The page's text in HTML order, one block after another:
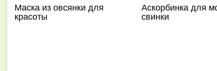
Маска из овсянки для
красоты
Аскорбинка для
свинки